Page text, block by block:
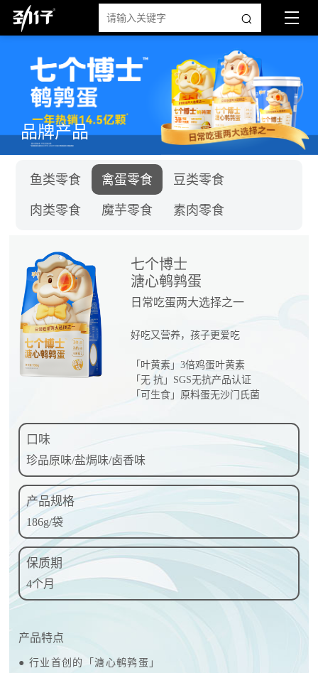
品牌产品
鱼类零食 禽蛋零食 豆类零食
肉类零食 魔芋零食 素肉零食
七个博士
溏心鹌鹑蛋
日常吃蛋两大选择之一
好吃又营养，孩子更爱吃
「叶黄素」3倍鸡蛋叶黄素
「无 抗」SGS无抗产品认证
「可生食」原料蛋无沙门氏菌
口味
珍品原味/盐焗味/卤香味
产品规格
186g/袋
保质期
4个月
产品特点
● 行业首创的「溏心鹌鹑蛋」